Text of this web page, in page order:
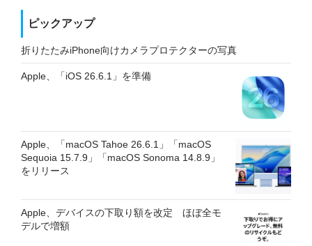
ピックアップ
折りたたみiPhone向けカメラプロテクターの写真
Apple、「iOS 26.6.1」を準備
Apple、「macOS Tahoe 26.6.1」「macOS
Sequoia 15.7.9」「macOS Sonoma 14.8.9」
をリリース
Apple、デバイスの下取り額を改定 ほぼ全モ
デルで増額